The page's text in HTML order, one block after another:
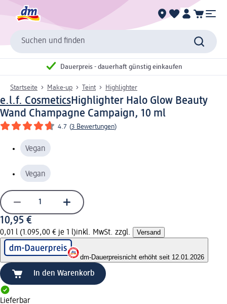
Suchen und finden
Dauerpreis - dauerhaft günstig einkaufen
Startseite Make-up Teint Highlighter
e.l.f. CosmeticsHighlighter Halo Glow Beauty
Wand Champagne Campaign, 10 ml
4.7 (3 Bewertungen)
Vegan
Vegan
10,95 €
0,01 l (1.095,00 € je 1 l)inkl. MwSt. zzgl. Versand
dm-Dauerpreisnicht erhöht seit 12.01.2026
In den Warenkorb
Lieferbar